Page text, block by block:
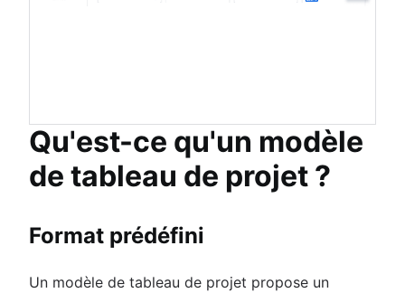
Qu'est-ce qu'un modèle
de tableau de projet ?
Format prédéfini
Un modèle de tableau de projet propose un